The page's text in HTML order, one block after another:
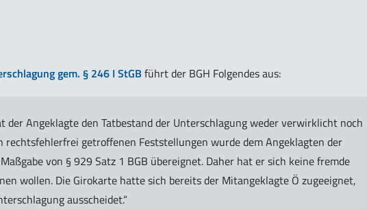
gem. § 246 I StGB führt der BGH Folgendes aus:
der Angeklagte den Tatbestand der Unterschlagung weder verwirklicht noch
rechtsfehlerfrei getroffenen Feststellungen wurde dem Angeklagten der
von § 929 Satz 1 BGB übereignet. Daher hat er sich keine fremde
wollen. Die Girokarte hatte sich bereits der Mitangeklagte Ö zugeeignet,
ausscheidet.“